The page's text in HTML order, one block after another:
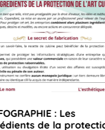
: Les
de la protection